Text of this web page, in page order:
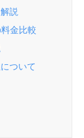
説
金比較
ついて